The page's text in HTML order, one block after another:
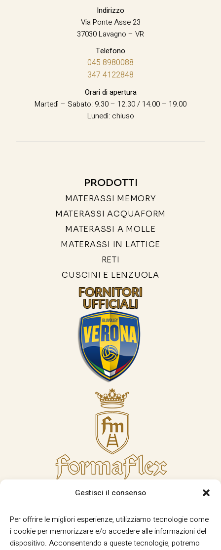
Gestisci il consenso
Per offrire le migliori esperienze, utilizziamo tecnologie come
i cookie per memorizzare e/o accedere alle informazioni del
dispositivo. Acconsentendo a queste tecnologie, potremo
Indirizzo
Via Ponte Asse 23
37030 Lavagno – VR
Telefono
045 8980088
347 4122848
Orari di apertura
Martedì – Sabato: 9.30 – 12.30 / 14.00 – 19.00
Lunedì: chiuso
PRODOTTI
MATERASSI MEMORY
MATERASSI ACQUAFORM
MATERASSI A MOLLE
MATERASSI IN LATTICE
RETI
CUSCINI E LENZUOLA